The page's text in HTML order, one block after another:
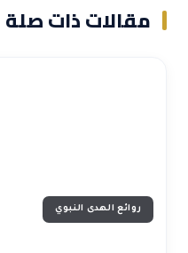
مقالات ذات صلة
روائع الهدى النبوي